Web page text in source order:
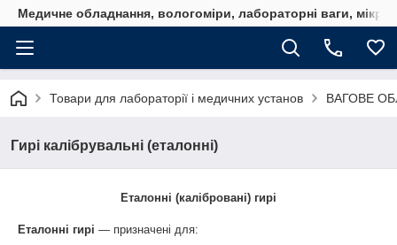
Медичне обладнання, вологоміри, лабораторні ваги,
Товари для лабораторії і медичних установ ВАГОВЕ
Гирі калібрувальні (еталонні)
Еталонні (калібровані) гирі
Еталонні гирі — призначені для: